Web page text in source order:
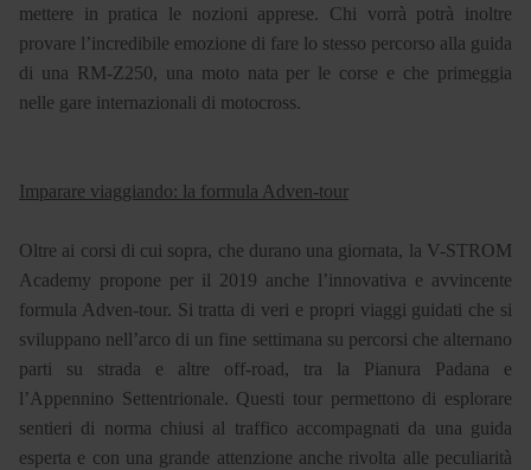
mettere in pratica le nozioni apprese. Chi vorrà potrà inoltre
provare l’incredibile emozione di fare lo stesso percorso alla guida
di una RM-Z250, una moto nata per le corse e che primeggia
nelle gare internazionali di motocross.
Imparare viaggiando: la formula Adven-tour
Oltre ai corsi di cui sopra, che durano una giornata, la V-STROM
Academy propone per il 2019 anche l’innovativa e avvincente
formula Adven-tour. Si tratta di veri e propri viaggi guidati che si
sviluppano nell’arco di un fine settimana su percorsi che alternano
parti su strada e altre off-road, tra la Pianura Padana e
l’Appennino Settentrionale. Questi tour permettono di esplorare
sentieri di norma chiusi al traffico accompagnati da una guida
esperta e con una grande attenzione anche rivolta alle peculiarità